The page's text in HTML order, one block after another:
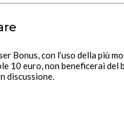
Bonus, con l’uso della più
10 euro, non beneficerai
discussione.